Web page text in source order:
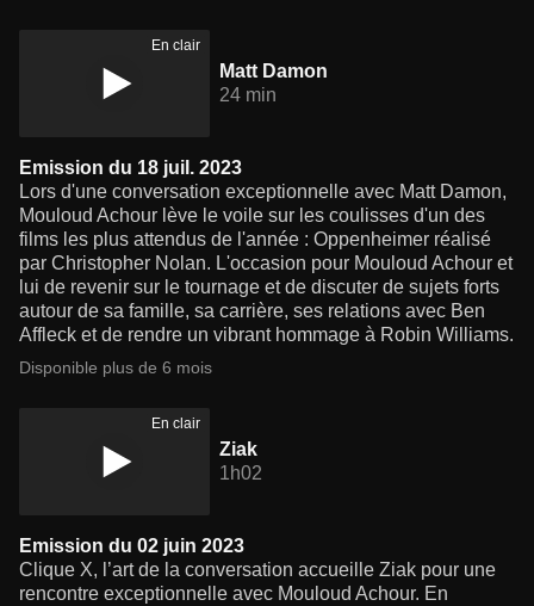
En clair
Matt Damon
24 min
Emission du 18 juil. 2023
Lors d'une conversation exceptionnelle avec Matt Damon,
Mouloud Achour lève le voile sur les coulisses d'un des
films les plus attendus de l'année : Oppenheimer réalisé
par Christopher Nolan. L'occasion pour Mouloud Achour et
lui de revenir sur le tournage et de discuter de sujets forts
autour de sa famille, sa carrière, ses relations avec Ben
Affleck et de rendre un vibrant hommage à Robin Williams.
Disponible plus de 6 mois
En clair
Ziak
1h02
Emission du 02 juin 2023
Clique X, l’art de la conversation accueille Ziak pour une
rencontre exceptionnelle avec Mouloud Achour. En